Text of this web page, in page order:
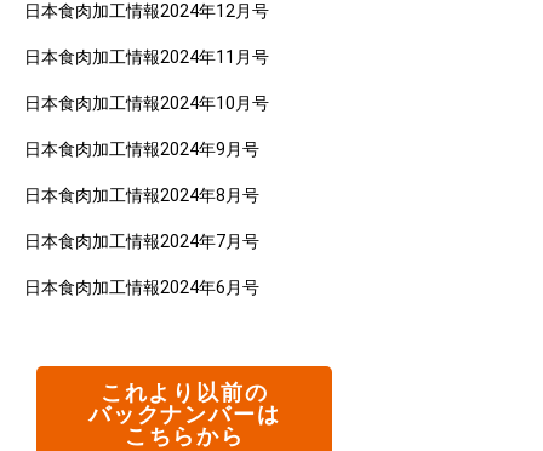
日本食肉加工情報2024年12月号
日本食肉加工情報2024年11月号
日本食肉加工情報2024年10月号
日本食肉加工情報2024年9月号
日本食肉加工情報2024年8月号
日本食肉加工情報2024年7月号
日本食肉加工情報2024年6月号
これより以前の
バックナンバーは
こちらから